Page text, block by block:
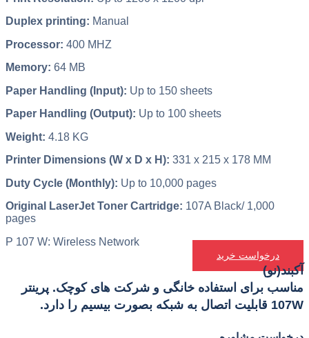
Duplex printing: Manual
Processor: 400 MHZ
Memory: 64 MB
Paper Handling (Input): Up to 150 sheets
Paper Handling (Output): Up to 100 sheets
Weight: 4.18 KG
Printer Dimensions (W x D x H): 331 x 215 x 178 MM
Duty Cycle (Monthly): Up to 10,000 pages
Original LaserJet Toner Cartridge: 107A Black/ 1,000
pages
P 107 W: Wireless Network
درخواست خرید
آکبند(نو)
مناسب برای استفاده خانگی و شرکت های کوچک. پرینتر
107W قابلیت اتصال به شبکه بصورت بیسیم را دارد.